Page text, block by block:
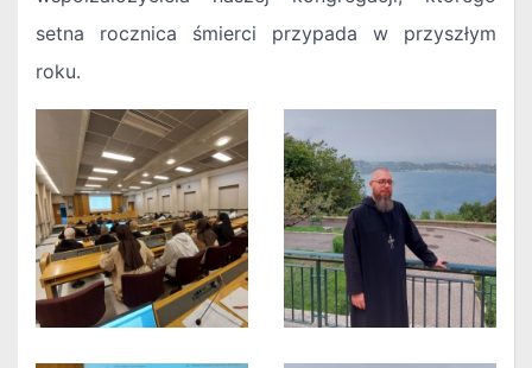
setna rocznica śmierci przypada w przyszłym
roku.